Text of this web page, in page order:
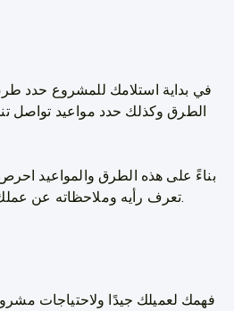
في بداية استلامك للمشروع حدد
الطرق وكذلك حدد مواعيد تواصل
بناءً على هذه الطرق والمواعيد
تعرف رأيه وملاحظاته عن عملك وكيف أفاد العلامة التجارية؛ كل هذا سيؤدي إلى شعور العميل بمدى اهتمامك بالمشروع.
فهمك لعميلك جيدًا ولاحتياجات